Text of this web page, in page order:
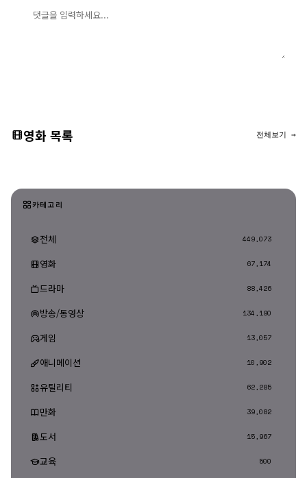
영화 목록 전체보기 →
카테고리
전체 449,073
영화 67,174
드라마 88,426
방송/동영상 134,190
게임 13,057
애니메이션 10,902
유틸리티 62,285
만화 39,082
도서 15,967
교육 500